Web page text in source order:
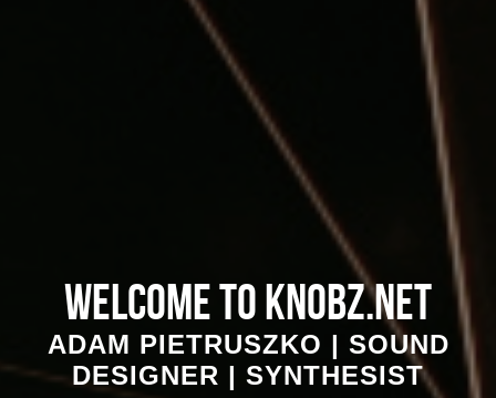
WELCOME TO KNOBZ.NET
ADAM PIETRUSZKO | SOUND
DESIGNER | SYNTHESIST